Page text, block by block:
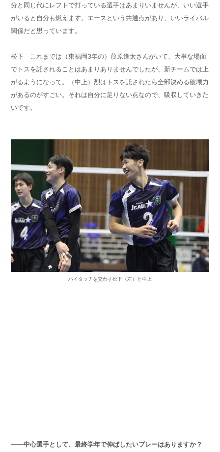
分と同じ代にレフトで打っている選手はあまりいませんが、いい選手
がいると自分も燃えます。エースという共通点があり、いいライバル
関係だと思っています。
松下 これまでは（東福岡3年の）葭原逢太さんがいて、大事な場面
でトスを託されることはあまりありませんでしたが、新チームでは上
がるようになって。（中上）烈はトスを託されたら全部決める破壊力
があるのがすごい。それは自分に足りない点なので、吸収していきた
いです。
ハイタッチを交わす松下（左）と中上
——中心選手として、最終学年で伸ばしたいプレーはありますか？